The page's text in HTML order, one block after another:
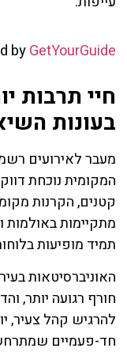
byGetYourGuide
חיי תרבות
בעונות
מעבר לאירועים
המקומית נוכחת
קטנים, הקרנות
מתקיימות באולמות
תמיד מופיעות
האוניברסיטאות
חורף רגועה יותר,
להרגיש קהל צעיר,
חד-פעמיים